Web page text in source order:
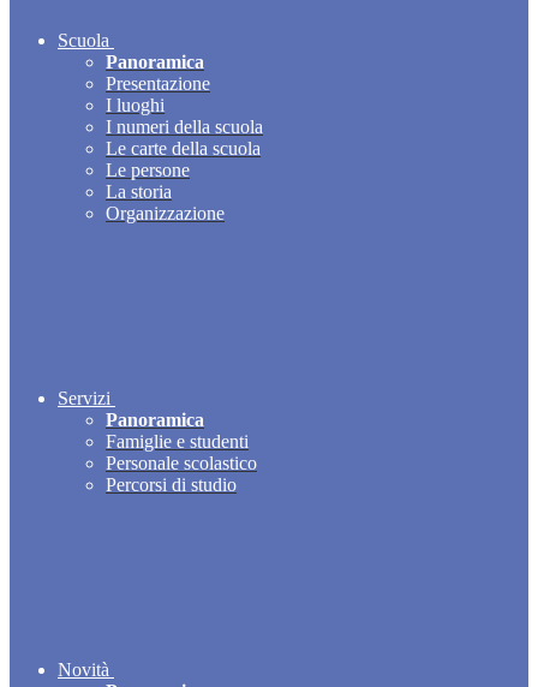
Scuola
Panoramica
Presentazione
I luoghi
I numeri della scuola
Le carte della scuola
Le persone
La storia
Organizzazione
Servizi
Panoramica
Famiglie e studenti
Personale scolastico
Percorsi di studio
Novità